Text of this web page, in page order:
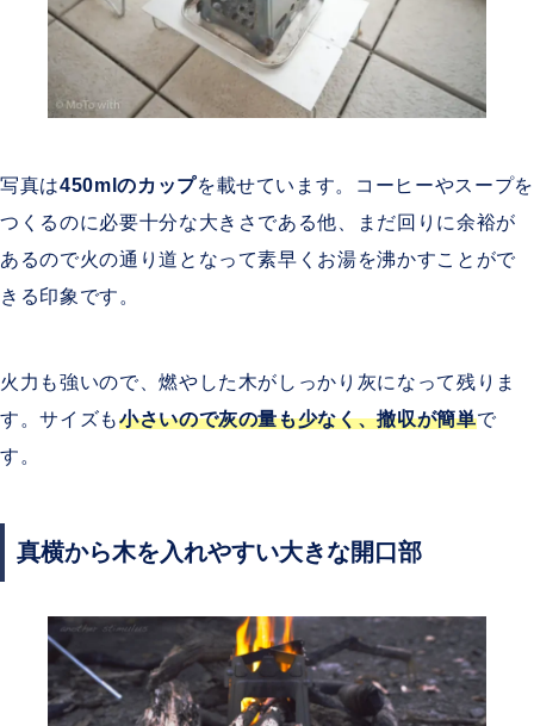
写真は450mlのカップを載せています。コーヒーやスープを
つくるのに必要十分な大きさである他、まだ回りに余裕が
あるので火の通り道となって素早くお湯を沸かすことがで
きる印象です。
火力も強いので、燃やした木がしっかり灰になって残りま
す。サイズも小さいので灰の量も少なく、撤収が簡単で
す。
真横から木を入れやすい大きな開口部